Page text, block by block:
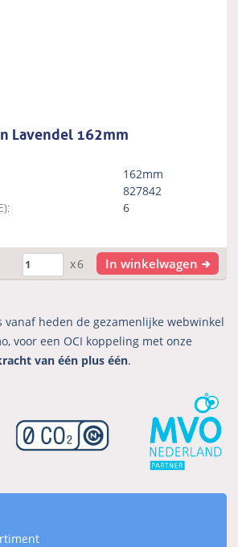
Lavendel 162mm
162mm
827842
6
x6 In winkelwagen
heden de gezamenlijke webwinkel
voor een OCI koppeling met onze
van één plus één.